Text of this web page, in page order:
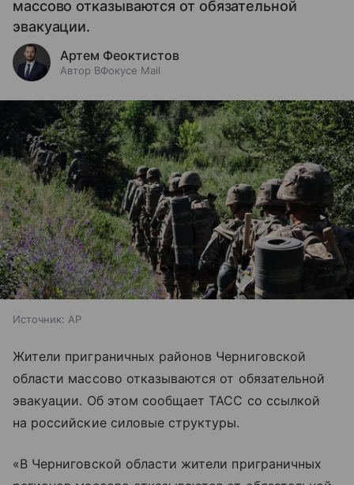
массово отказываются от обязательной
эвакуации.
Артем Феоктистов
Автор ВФокусе Mail
Источник: AP
Жители приграничных районов Черниговской
области массово отказываются от обязательной
эвакуации. Об этом сообщает ТАСС со ссылкой
на российские силовые структуры.
«В Черниговской области жители приграничных